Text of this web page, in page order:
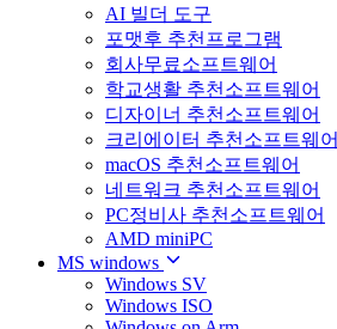
AI 빌더 도구
포맷후 추천프로그램
회사무료소프트웨어
학교생활 추천소프트웨어
디자이너 추천소프트웨어
크리에이터 추천소프트웨어
macOS 추천소프트웨어
네트워크 추천소프트웨어
PC정비사 추천소프트웨어
AMD miniPC
MS windows
Windows SV
Windows ISO